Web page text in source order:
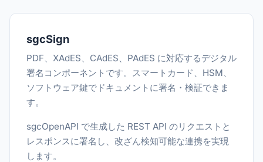
sgcSign
PDF、XAdES、CAdES、PAdES に対応するデジタル
署名コンポーネントです。スマートカード、HSM、
ソフトウェア鍵でドキュメントに署名・検証できま
す。
sgcOpenAPI で生成した REST API のリクエストと
レスポンスに署名し、改ざん検知可能な連携を実現
します。